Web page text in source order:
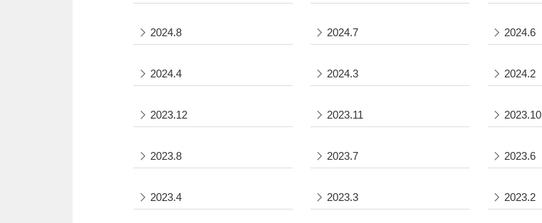
2024.8 2024.7 2024.6
2024.4 2024.3 2024.2
2023.12 2023.11 2023.10
2023.8 2023.7 2023.6
2023.4 2023.3 2023.2